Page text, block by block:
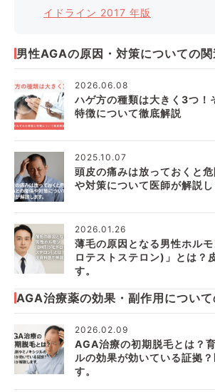
イドライン 2017 年版
男性AGAの原因・対策についての
2026.06.08
ハゲ方の種類は大きく3つ！
特徴について徹底解説
2025.10.07
頭皮の痛みは放っておくと
や対策について医師が解説し
2026.01.26
薄毛の原因となる男性ホル
ロテストステロン)」とは？
す。
AGA治療薬の効果・副作用につい
2026.02.09
AGA治療の初期脱毛とは？
ルの効果が効いている証拠
す。